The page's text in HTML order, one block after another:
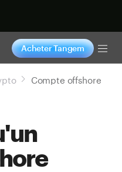
Acheter Tangem
Compte offshore